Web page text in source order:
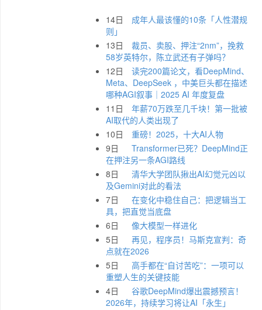
14日
成年人最该懂的10条「人性潜规
则」
13日
裁员、卖股、押注“2nm”，挽救
58岁英特尔，陈立武还有子弹吗？
12日
读完200篇论文，看DeepMind、
Meta、DeepSeek ，中美巨头都在描述
哪种AGI叙事｜2025 AI 年度复盘
11日
年薪70万跌至几千块！第一批被
AI取代的人类出现了
10日
重磅！2025，十大AI人物
9日
Transformer已死？DeepMind正
在押注另一条AGI路线
8日
清华大学团队揪出AI幻觉元凶以
及Gemini对此的看法
7日
在变化中稳住自己：把逻辑当工
具，把直觉当底盘
6日
像大模型一样进化
5日
再见，程序员！马斯克宣判：奇
点就在2026
5日
高手都在“自讨苦吃”：一项可以
重塑人生的关键技能
4日
谷歌DeepMind爆出震撼预言！
2026年，持续学习将让AI「永生」